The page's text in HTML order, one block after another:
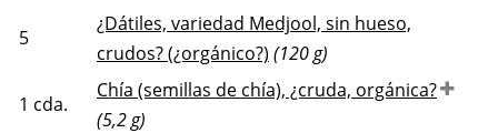
5
¿Dátiles, variedad Medjool, sin hueso,
crudos? (¿orgánico?) (120 g)
1 cda.
Chía (semillas de chía), ¿cruda, orgánica?
(5,2 g)